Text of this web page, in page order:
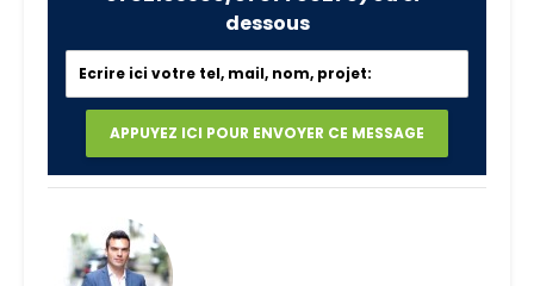
dessous